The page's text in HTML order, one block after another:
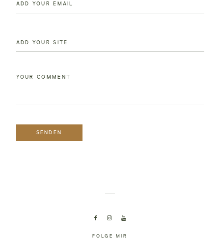
ADD YOUR EMAIL
ADD YOUR SITE
YOUR COMMENT
FOLGE MIR